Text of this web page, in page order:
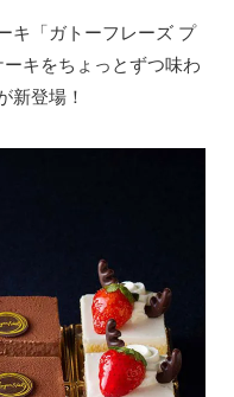
キ「ガトーフレーズ プ
キをちょっとずつ味わ
新登場！